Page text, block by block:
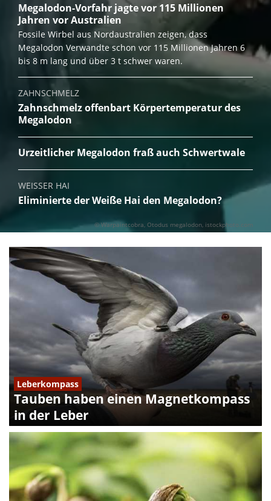
©Warpaintcobra Otodus megalodon istockphoto.com
Megalodon-Vorfahr jagte vor 115 Millionen
Jahren vor Australien
Fossile Wirbel aus Nordaustralien zeigen, dass
Megalodon Verwandte schon vor 115 Millionen Jahren 6
bis 8 m lang und über 3 t schwer waren.
ZAHNSCHMELZ
Zahnschmelz offenbart Körpertemperatur des
Megalodon
Urzeitlicher Megalodon fraß auch Schwertwale
WEISSER HAI
Eliminierte der Weiße Hai den Megalodon?
Leberkompass
Tauben haben einen Magnetkompass
in der Leber